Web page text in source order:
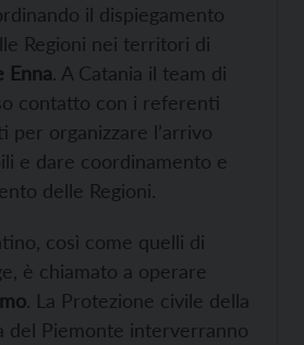
il dispiegamento
Regioni nei territori di
Enna. A Catania il team di
contatto con i referenti
per organizzare l’arrivo
e dare coordinamento e
delle Regioni.
così come quelli di
è chiamato a operare
. La Protezione civile della
del Piemonte interverranno